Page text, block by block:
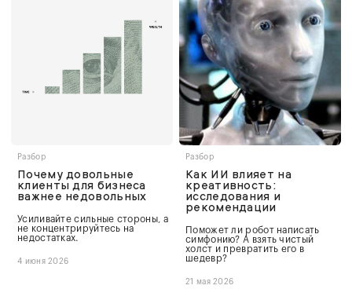
Разбор
Почему довольные
клиенты для бизнеса
важнее недовольных
Усиливайте сильные стороны, а
не концентрируйтесь на
недостатках.
4 июня 2026
Разбор
Как ИИ влияет на
креативность:
исследования и
рекомендации
Поможет ли робот написать
симфонию? А взять чистый
холст и превратить его в
шедевр?
21 мая 2026